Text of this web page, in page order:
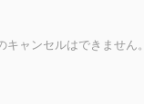
ャンセルはできません。